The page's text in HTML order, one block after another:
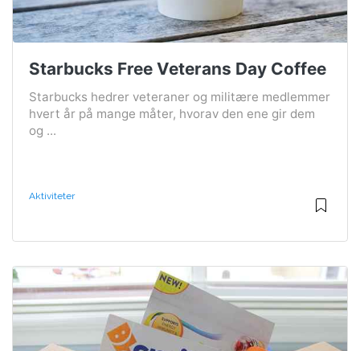
Starbucks Free Veterans Day Coffee
Starbucks hedrer veteraner og militære medlemmer
hvert år på mange måter, hvorav den ene gir dem
og ...
Aktiviteter